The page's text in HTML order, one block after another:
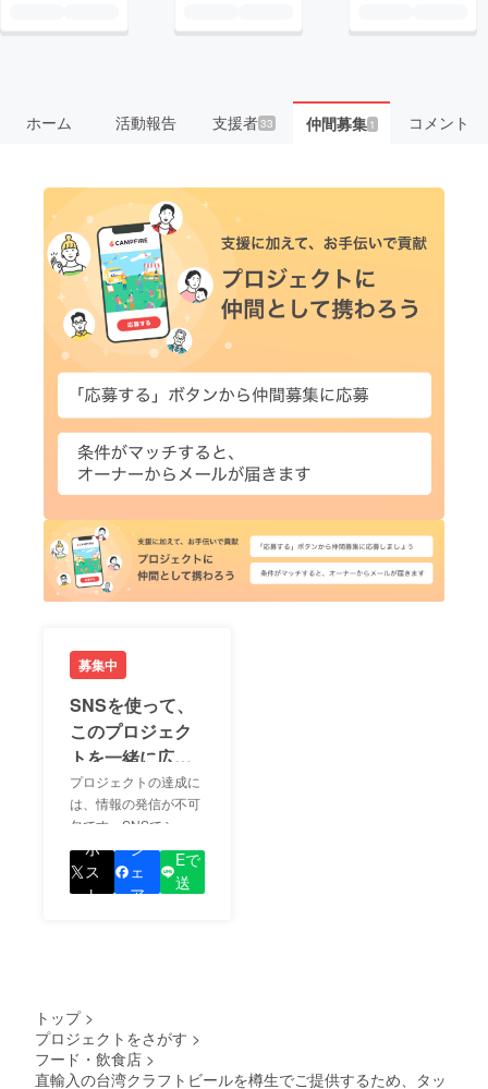
ホーム 活動報告 支援者33 仲間募集 1 コメント
募集中
SNSを使って、
このプロジェク
トを一緒に広め
ましょう！
プロジェクトの達成に
は、情報の発信が不可
欠です。SNSでシェア
をして、あなたが応援
しているプロジェクト
の良さを知ってもらい
ポ
ス
ト
シ
ェ
ア
Eで
送
トップ >
プロジェクトをさがす >
フード・飲食店 >
直輸入の台湾クラフトビールを樽生でご提供するため、タッ